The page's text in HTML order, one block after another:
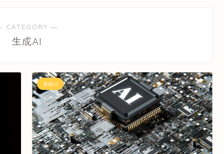
CATEGORY ―
生成AI
生成AI